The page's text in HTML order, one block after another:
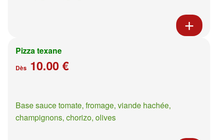
Pizza texane
Dès 10.00 €
Base sauce tomate, fromage, viande hachée,
champignons, chorizo, olives